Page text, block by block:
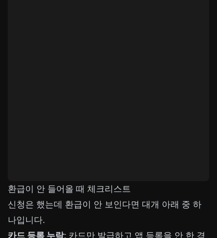
환급이 안 들어올 때 체크리스트
신청은 했는데 환급이 안 보인다면 대개 아래 중 하
나입니다.
카드 등록 누락: 카드만 발급하고 앱 등록을 안 한 경